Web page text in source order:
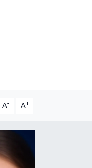
A- A+